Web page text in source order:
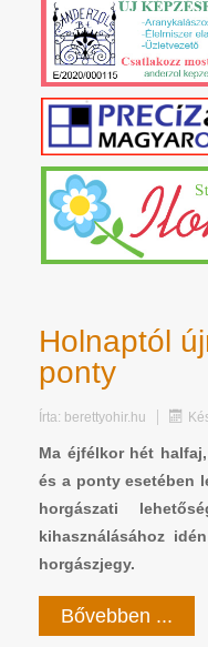
Holnaptól
ponty
Írta: berettyohir.hu
Ma éjfélkor hét
és a ponty esetében
horgászati
kihasználásához
horgászjegy.
Bővebben ...